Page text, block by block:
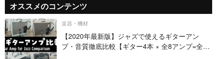
オススメのコンテンツ
楽器・機材
【2020年最新版】ジャズで使えるギターアン
プ・音質徹底比較【ギター4本 × 全8アンプ=全32